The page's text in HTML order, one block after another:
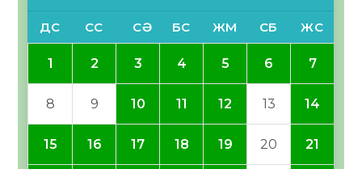
ДС СС СӘ БС ЖМ СБ ЖС
1 2 3 4 5 6 7
8 9 10 11 12 13 14
15 16 17 18 19 20 21